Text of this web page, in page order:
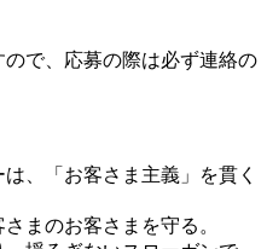
で、応募の際は必ず連絡の
、「お客さま主義」を貫く
まのお客さまを守る。